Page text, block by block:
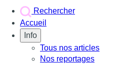
Rechercher
Accueil
Info
Tous nos articles
Nos reportages